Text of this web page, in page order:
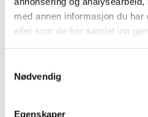
med annen informasjon du har
eller som de har samlet inn
Nødvendig
Egenskaper